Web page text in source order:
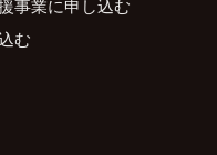
事業に申し込む
む